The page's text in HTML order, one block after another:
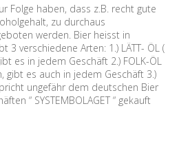
Folge haben, dass z.B. recht gute
zu durchaus
werden. Bier heisst in
3 verschiedene Arten: 1.) LÄTT- ÖL (
es in jedem Geschäft 2.) FOLK-ÖL
gibt es auch in jedem Geschäft 3.)
ungefähr dem deutschen Bier
“ SYSTEMBOLAGET “ gekauft